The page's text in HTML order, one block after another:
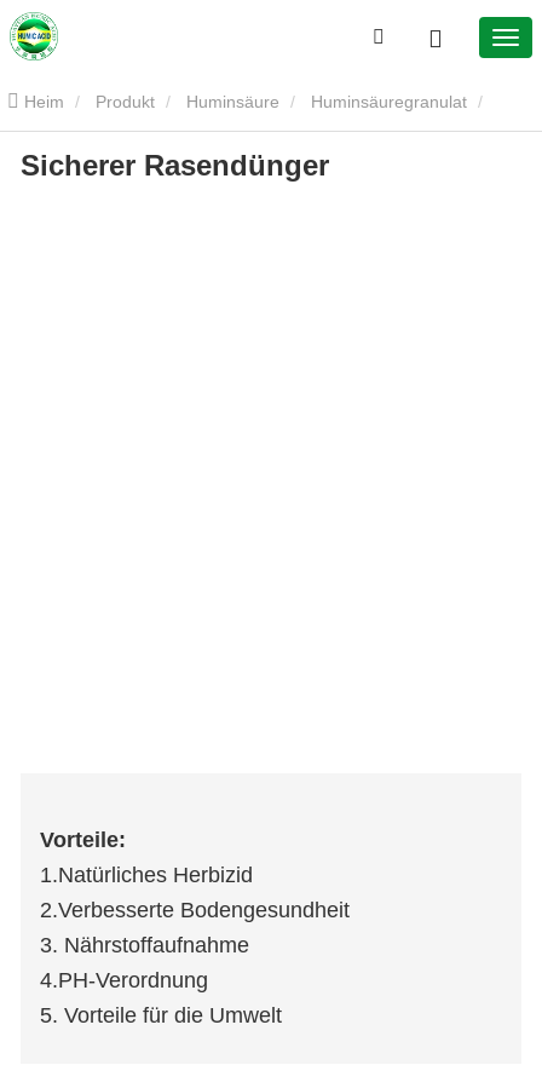
Heim Produkt Huminsäure Huminsäuregranulat
Sicherer Rasendünger
Sicherer Rasendünger
Vorteile:
1.Natürliches Herbizid
2.Verbesserte Bodengesundheit
3. Nährstoffaufnahme
4.PH-Verordnung
5. Vorteile für die Umwelt